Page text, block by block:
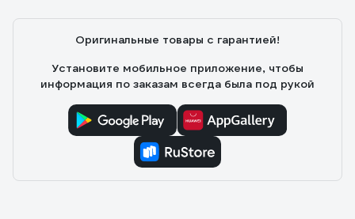
Оригинальные товары с гарантией!
Установите мобильное приложение, чтобы
информация по заказам всегда была под рукой